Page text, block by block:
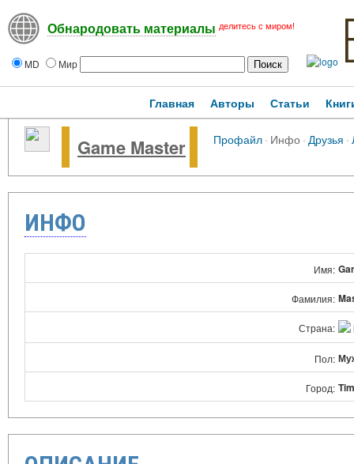
Обнародовать материалы делитесь с миром!
MD Мир
Главная Авторы Статьи
Game Master Профайл· Инфо· Друзья ·
ИНФО
Имя:
Фамилия:
Страна:
Пол:
Город: